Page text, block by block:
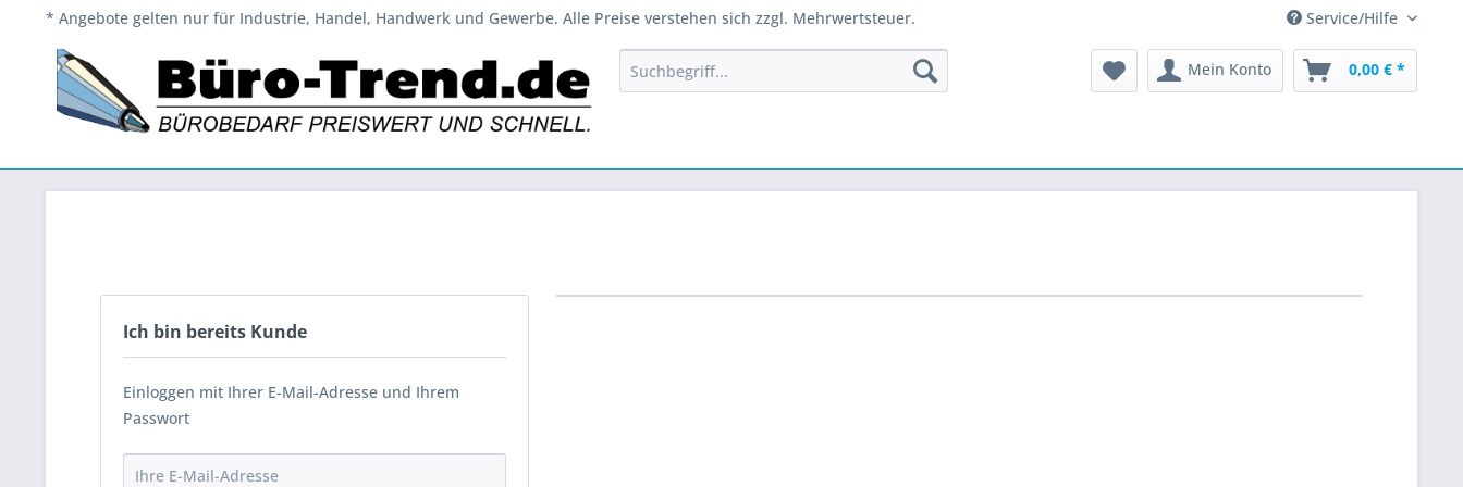
* Angebote gelten nur für Industrie, Handel, Handwerk und Gewerbe. Alle Preise verstehen sich zzgl. Mehrwertsteuer. Service/Hilfe
Mein Konto 0,00 € *
Ich bin bereits Kunde
Einloggen mit Ihrer E-Mail-Adresse und Ihrem
Passwort